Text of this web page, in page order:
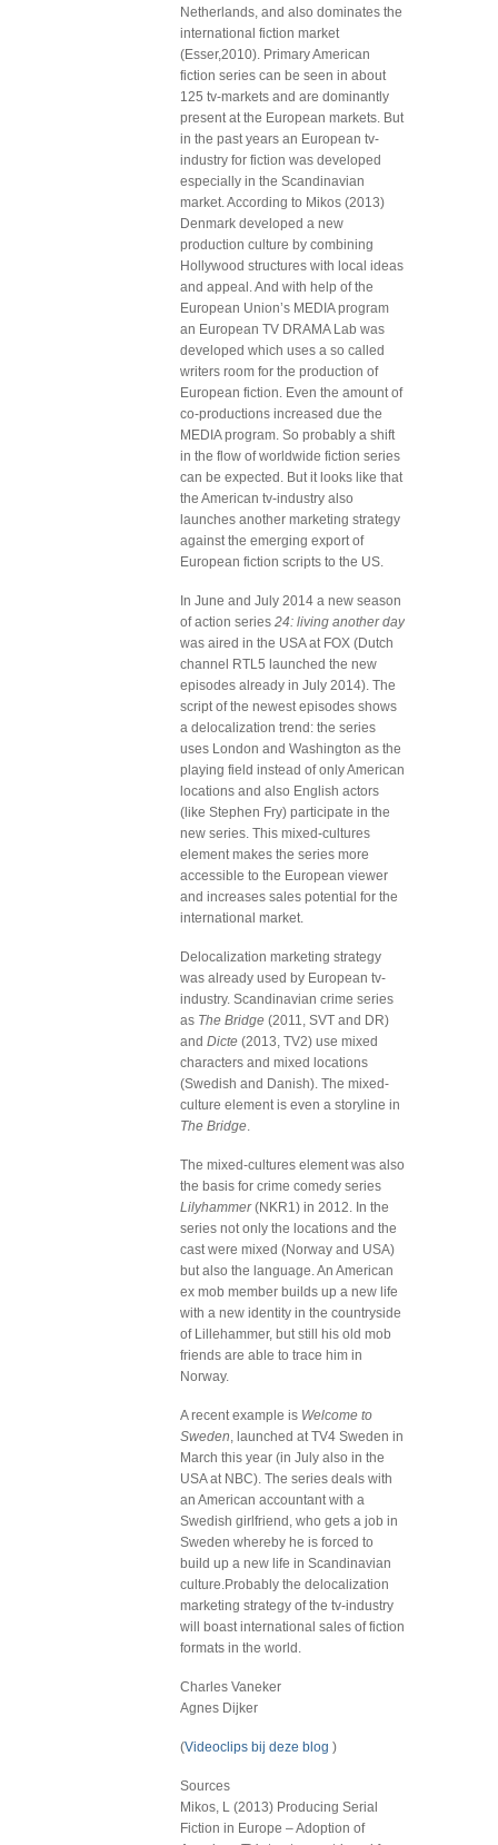
Netherlands, and also dominates the
international fiction market
(Esser,2010). Primary American
fiction series can be seen in about
125 tv-markets and are dominantly
present at the European markets. But
in the past years an European tv-
industry for fiction was developed
especially in the Scandinavian
market. According to Mikos (2013)
Denmark developed a new
production culture by combining
Hollywood structures with local ideas
and appeal. And with help of the
European Union’s MEDIA program
an European TV DRAMA Lab was
developed which uses a so called
writers room for the production of
European fiction. Even the amount of
co-productions increased due the
MEDIA program. So probably a shift
in the flow of worldwide fiction series
can be expected. But it looks like that
the American tv-industry also
launches another marketing strategy
against the emerging export of
European fiction scripts to the US.
In June and July 2014 a new season
of action series 24: living another day
was aired in the USA at FOX (Dutch
channel RTL5 launched the new
episodes already in July 2014). The
script of the newest episodes shows
a delocalization trend: the series
uses London and Washington as the
playing field instead of only American
locations and also English actors
(like Stephen Fry) participate in the
new series. This mixed-cultures
element makes the series more
accessible to the European viewer
and increases sales potential for the
international market.
Delocalization marketing strategy
was already used by European tv-
industry. Scandinavian crime series
as The Bridge (2011, SVT and DR)
and Dicte (2013, TV2) use mixed
characters and mixed locations
(Swedish and Danish). The mixed-
culture element is even a storyline in
The Bridge.
The mixed-cultures element was also
the basis for crime comedy series
Lilyhammer(NKR1) in 2012. In the
series not only the locations and the
cast were mixed (Norway and USA)
but also the language. An American
ex mob member builds up a new life
with a new identity in the countryside
of Lillehammer, but still his old mob
friends are able to trace him in
Norway.
A recent example is Welcome to
Sweden, launched at TV4 Sweden in
March this year (in July also in the
USA at NBC). The series deals with
an American accountant with a
Swedish girlfriend, who gets a job in
Sweden whereby he is forced to
build up a new life in Scandinavian
culture.Probably the delocalization
marketing strategy of the tv-industry
will boast international sales of fiction
formats in the world.
Charles Vaneker
Agnes Dijker
(Videoclips bij deze blog )
Sources
Mikos, L (2013) Producing Serial
Fiction in Europe – Adoption of